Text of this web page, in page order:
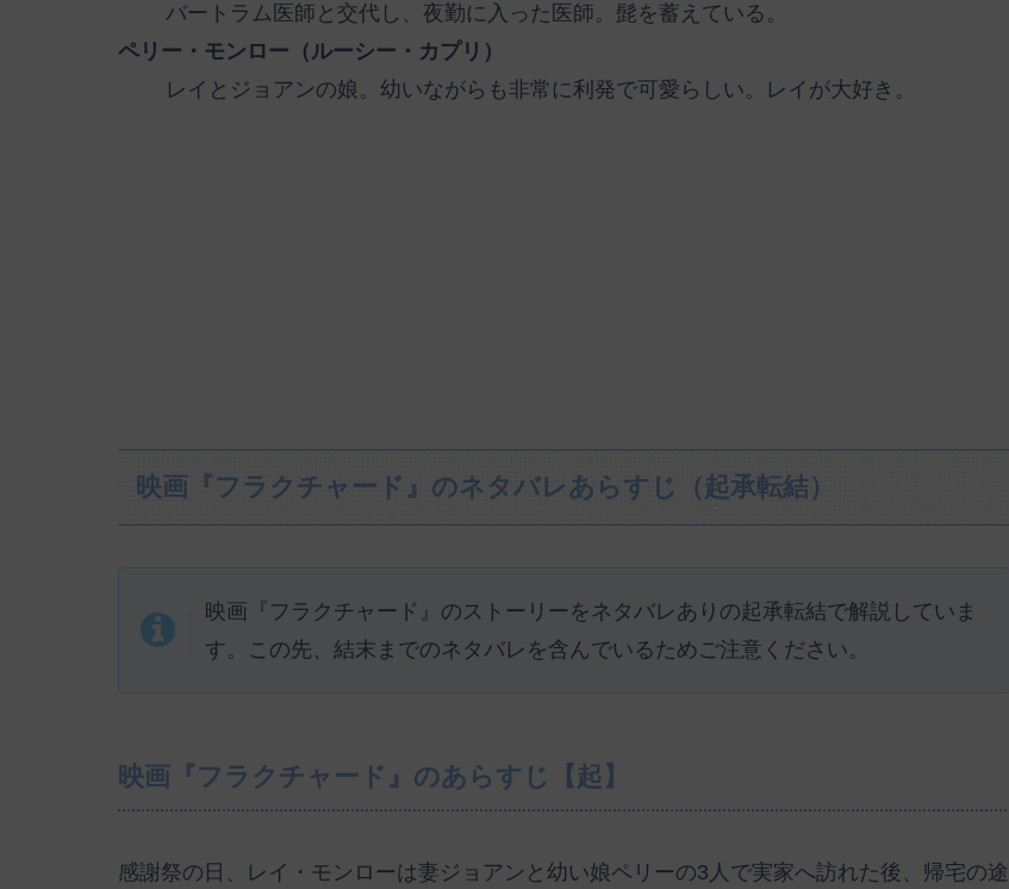
バートラム医師と交代し、夜勤に入った医師。髭を蓄えている。
ペリー・モンロー（ルーシー・カプリ）
レイとジョアンの娘。幼いながらも非常に利発で可愛らしい。レイが大好き。
映画『フラクチャード』のネタバレあらすじ（起承転結）
映画『フラクチャード』のストーリーをネタバレありの起承転結で解説していま
す。この先、結末までのネタバレを含んでいるためご注意ください。
映画『フラクチャード』のあらすじ【起】
感謝祭の日、レイ・モンローは妻ジョアンと幼い娘ペリーの3人で実家へ訪れた後、帰宅の途